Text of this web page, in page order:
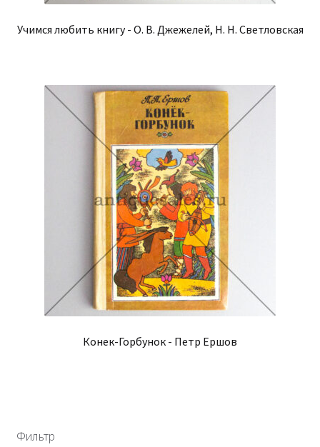
Учимся любить книгу - О. В. Джежелей, Н. Н. Светловская
Конек-Горбунок - Петр Ершов
Фильтр